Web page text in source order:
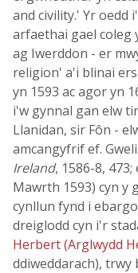
and civility.' Yr oedd
arfaethai gael coleg
ag Iwerddon - er
religion' a'i blinai
yn 1593 ac agor yn
i'w gynnal gan elw
Llanidan, sir Fôn -
amcangyfrif ef.
Ireland, 1586-8,
Mawrth 1593) cyn y
cynllun fynd i
dreiglodd cyn i'r
Herbert (Arglwydd
ddiweddarach),